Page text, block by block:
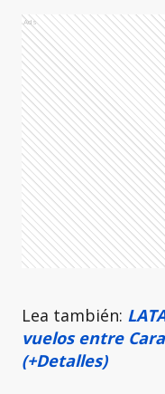
Ads
Lea también:
vuelos entre
(+Detalles)